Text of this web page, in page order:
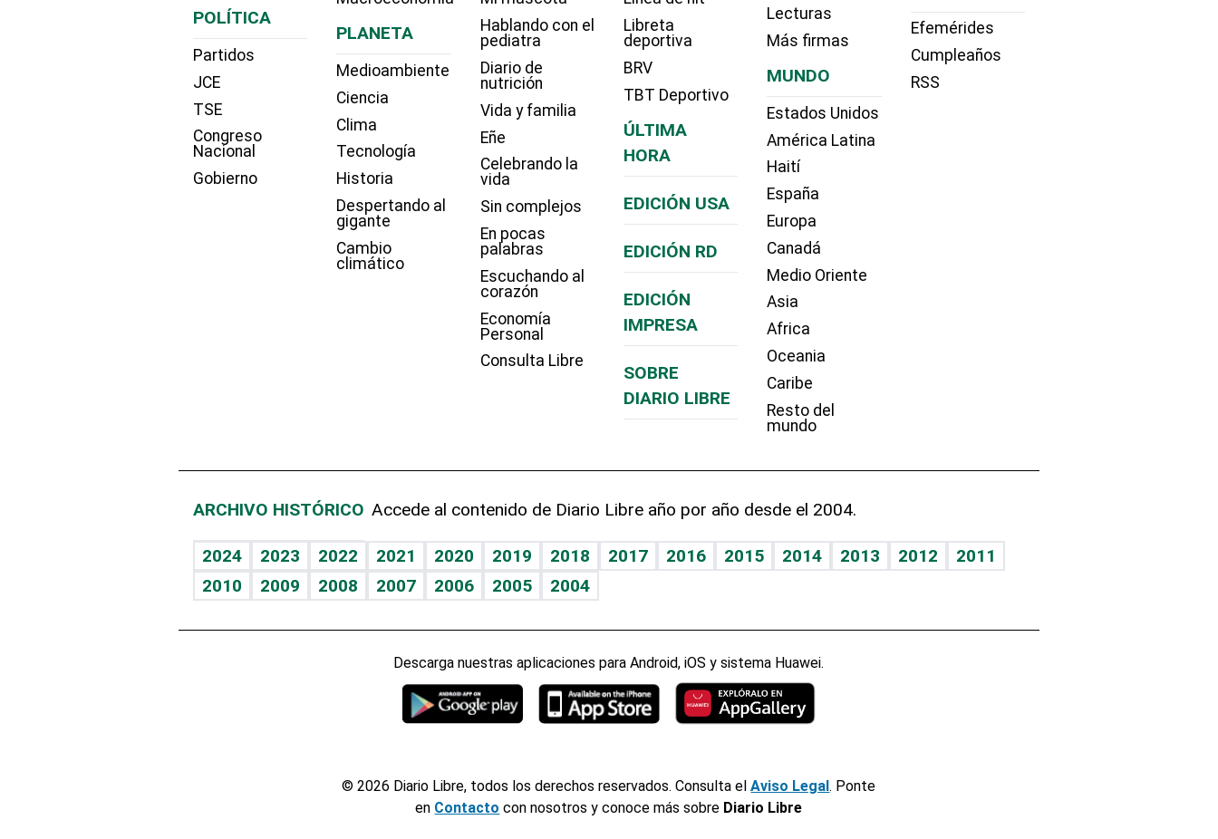
POLÍTICA
Partidos
JCE
TSE
Congreso
Nacional
Gobierno
PLANETA
Medioambiente
Ciencia
Clima
Tecnología
Historia
Despertando al
gigante
Cambio
climático
Hablando con el
pediatra
Diario de
nutrición
Vida y familia
Eñe
Celebrando la
vida
Sin complejos
En pocas
palabras
Escuchando al
corazón
Economía
Personal
Consulta Libre
Libreta
deportiva
BRV
TBT Deportivo
ÚLTIMA
HORA
EDICIÓN USA
EDICIÓN RD
EDICIÓN
IMPRESA
SOBRE
DIARIO LIBRE
Lecturas
Más firmas
MUNDO
Estados Unidos
América Latina
Haití
España
Europa
Canadá
Medio Oriente
Asia
Africa
Oceania
Caribe
Resto del
mundo
Efemérides
Cumpleaños
RSS
ARCHIVO HISTÓRICO Accede al contenido de Diario Libre año por año desde el 2004.
2024 2023 2022 2021 2020 2019 2018 2017 2016 2015 2014 2013 2012
2011
2010
2009 2008 2007 2006 2005 2004
Descarga nuestras aplicaciones para Android, iOS y sistema Huawei.
© 2026 Diario Libre, todos los derechos reservados. Consulta elAviso Legal. Ponte
en Contacto con nosotros y conoce más sobre Diario Libre